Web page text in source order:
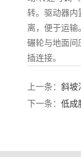
转。驱动器内
离，便于运输
碾轮与地面间
插连接。
上一条： 斜坡
下一条： 低成